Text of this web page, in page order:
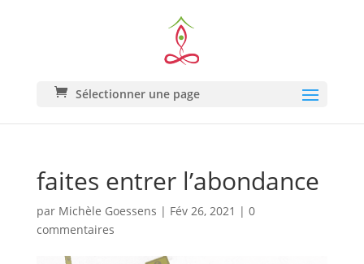
Sélectionner une page
faites entrer l’abondance
par Michèle Goessens | Fév 26, 2021 | 0
commentaires